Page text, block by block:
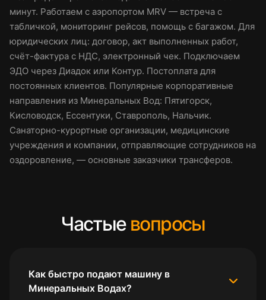
минут. Работаем с аэропортом MRV — встреча с
табличкой, мониторинг рейсов, помощь с багажом. Для
юридических лиц: договор, акт выполненных работ,
счёт-фактура с НДС, электронный чек. Подключаем
ЭДО через Диадок или Контур. Постоплата для
постоянных клиентов. Популярные корпоративные
направления из Минеральных Вод: Пятигорск,
Кисловодск, Ессентуки, Ставрополь, Нальчик.
Санаторно-курортные организации, медицинские
учреждения и компании, отправляющие сотрудников на
оздоровление, — основные заказчики трансферов.
Частые вопросы
Как быстро подают машину в
Минеральных Водах?